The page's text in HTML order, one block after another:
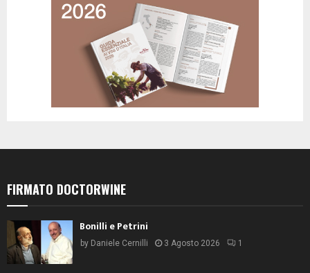
FIRMATO DOCTORWINE
Bonilli e Petrini
by Daniele Cernilli 3 Agosto 2026 1